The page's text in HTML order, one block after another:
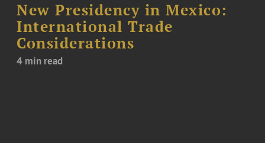
New Presidency in Mexico:
International Trade
Considerations
4 min read